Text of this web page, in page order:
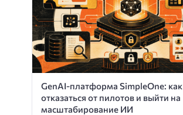
GenAI-платформа SimpleOne: как
отказаться от пилотов и выйти на
масштабирование ИИ